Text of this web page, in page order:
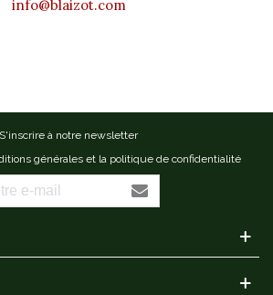
info@blaizot.com
S'inscrire à notre newsletter
générales et la politique de confidentialité